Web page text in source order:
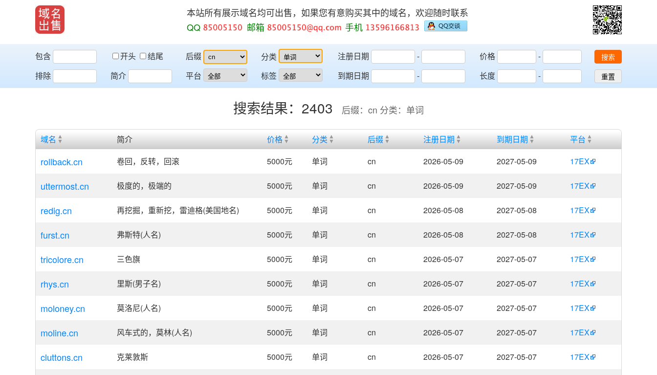
本站所有展示域名均可出售，如果您有意购买其中的域名，欢迎随时联系
QQ
邮箱 手机
包含 开头
结尾
排除
简介
后缀
平台
分类
标签
注册日期
-
到期日期
-
价格
-
长度
-
搜索
重置
搜索结果：2403 后缀：cn 分类：单词
域名 简介 价格 分类 后缀 注册日期 到期日期 平台
rollback.cn 卷回，反转，回滚 5000元 单词 cn 2026-05-09 2027-05-09 17EX
uttermost.cn 极度的，极端的 5000元 单词 cn 2026-05-09 2027-05-09 17EX
redig.cn 再挖掘，重新挖，雷迪格(美国地名) 5000元 单词 cn 2026-05-08 2027-05-08 17EX
furst.cn 弗斯特(人名) 5000元 单词 cn 2026-05-08 2027-05-08 17EX
tricolore.cn 三色旗 5000元 单词 cn 2026-05-07 2027-05-07 17EX
rhys.cn 里斯(男子名) 5000元 单词 cn 2026-05-07 2027-05-07 17EX
moloney.cn 莫洛尼(人名) 5000元 单词 cn 2026-05-07 2027-05-07 17EX
moline.cn 风车式的，莫林(人名) 5000元 单词 cn 2026-05-07 2027-05-07 17EX
cluttons.cn 克莱敦斯 5000元 单词 cn 2026-05-07 2027-05-07 17EX